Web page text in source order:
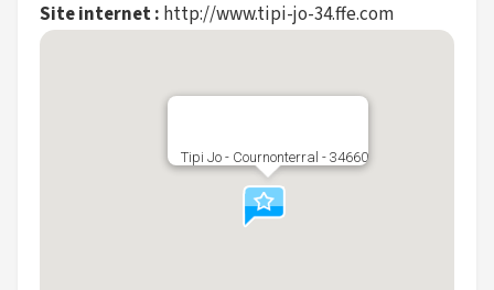
Site internet : http://www.tipi-jo-34.ffe.com
Tipi Jo - Cournonterral - 34660